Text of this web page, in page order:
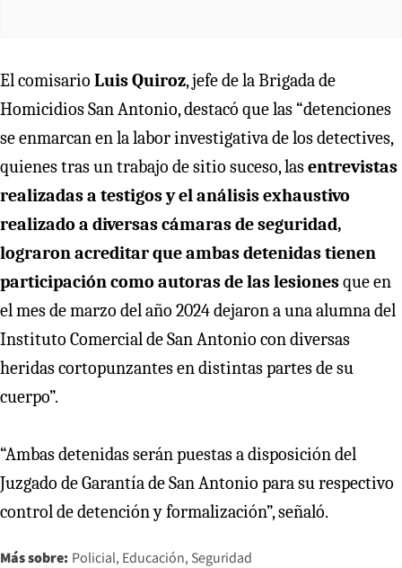
El comisario Luis Quiroz, jefe de la Brigada de
Homicidios San Antonio, destacó que las “detenciones
se enmarcan en la labor investigativa de los detectives,
quienes tras un trabajo de sitio suceso, lasentrevistas
realizadas a testigos y el análisis exhaustivo
realizado a diversas cámaras de seguridad,
lograron acreditar que ambas detenidas tienen
participación como autoras de las lesionesque en
el mes de marzo del año 2024 dejaron a una alumna del
Instituto Comercial de San Antonio con diversas
heridas cortopunzantes en distintas partes de su
cuerpo”.
“Ambas detenidas serán puestas a disposición del
Juzgado de Garantía de San Antonio para su respectivo
control de detención y formalización”, señaló.
Más sobre: Policial Educación Seguridad